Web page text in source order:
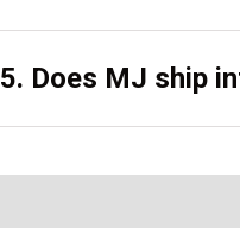
5. Does MJ ship